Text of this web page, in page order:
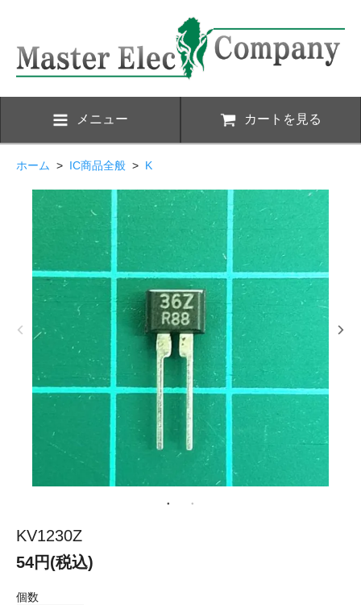
メニュー カートを見る
ホーム > IC商品全般 > K
KV1230Z
54円(税込)
個数